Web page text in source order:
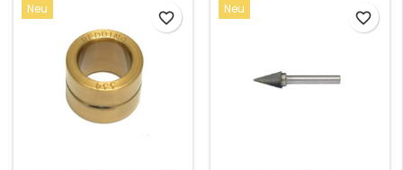
Neu
favorite_border
Neu
favorite_border